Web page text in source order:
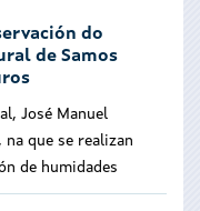
do
de Samos
José Manuel
na que se realizan
de humidades